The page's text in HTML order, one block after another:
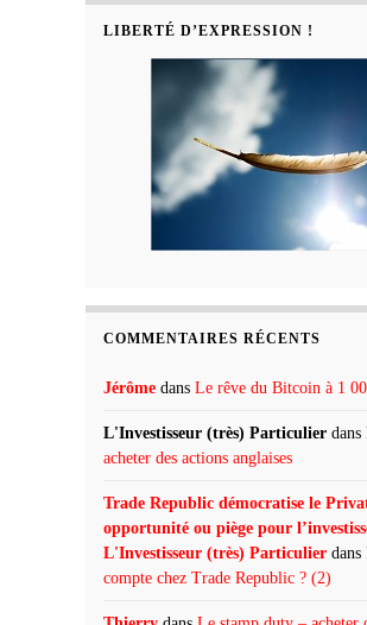
LIBERTÉ D’EXPRESSION !
COMMENTAIRES RÉCENTS
Jérôme dans Le rêve du Bitcoin à 1
L'Investisseur (très) Particulier dans
acheter des actions anglaises
Trade Republic démocratise le
opportunité ou piège pour
L'Investisseur (très) Particulier dans
compte chez Trade Republic ? (2)